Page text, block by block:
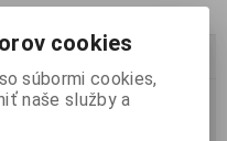
vytvorenia)
Cenník
cookies
súbormi cookies,
naše služby a